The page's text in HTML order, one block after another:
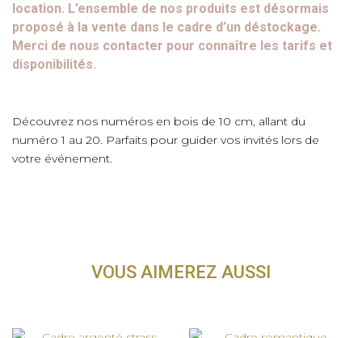
location. L’ensemble de nos produits est désormais
proposé à la vente dans le cadre d’un déstockage.
Merci de nous contacter pour connaître les tarifs et
disponibilités.
Découvrez nos numéros en bois de 10 cm, allant du
numéro 1 au 20. Parfaits pour guider vos invités lors de
votre événement.
VOUS AIMEREZ AUSSI